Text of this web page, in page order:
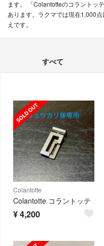
ます。 「Colantotteのコラント
あります。ラクマでは現在1,000
えです。
すべて
Colantotte
Colantotte コラントッテ
¥4,200